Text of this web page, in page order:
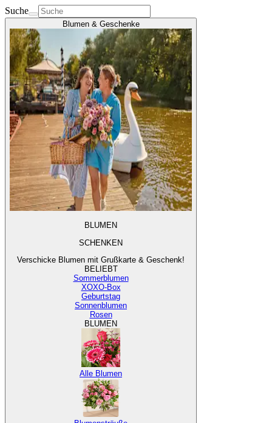
Suche
Blumen & Geschenke
BLUMEN
SCHENKEN
Verschicke Blumen mit Grußkarte & Geschenk!
BELIEBT
Sommerblumen
XOXO-Box
Geburtstag
Sonnenblumen
Rosen
BLUMEN
Alle Blumen